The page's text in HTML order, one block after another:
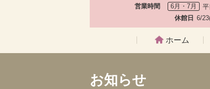
営業時間 6月・7月
休館日 6/
ホーム
お知らせ